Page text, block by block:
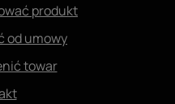
produkt
od umowy
towar